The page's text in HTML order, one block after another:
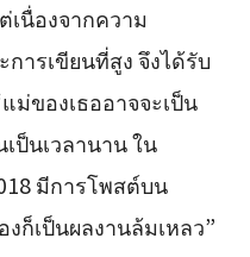
เนื่องจากความ
ารเขียนที่สูง จึงได้รับ
ม่ของเธออาจจะเป็น
ป็นเวลานาน ใน
มีการโพสต์บน
ก็เป็นผลงานล้มเหลว”